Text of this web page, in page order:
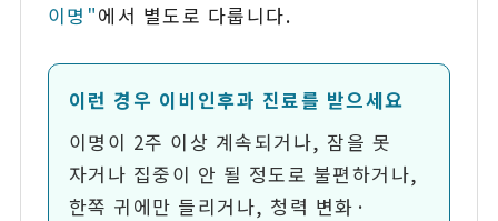
이명"에서 별도로 다룹니다.
이런 경우 이비인후과 진료를 받으세요
이명이 2주 이상 계속되거나, 잠을 못
자거나 집중이 안 될 정도로 불편하거나,
한쪽 귀에만 들리거나, 청력 변화·